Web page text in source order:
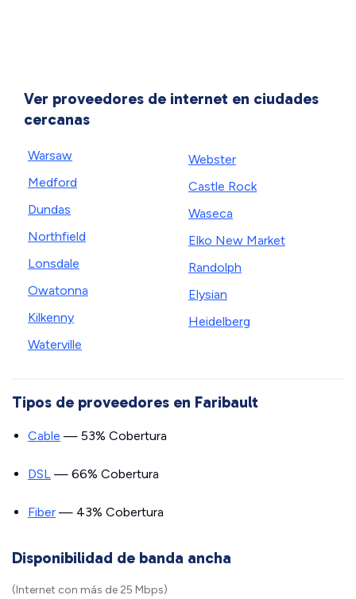
Ver proveedores de internet en ciudades
cercanas
Warsaw
Medford
Dundas
Northfield
Lonsdale
Owatonna
Kilkenny
Waterville
Webster
Castle Rock
Waseca
Elko New Market
Randolph
Elysian
Heidelberg
Tipos de proveedores en Faribault
Cable — 53% Cobertura
DSL — 66% Cobertura
Fiber — 43% Cobertura
Disponibilidad de banda ancha
(Internet con más de 25 Mbps)